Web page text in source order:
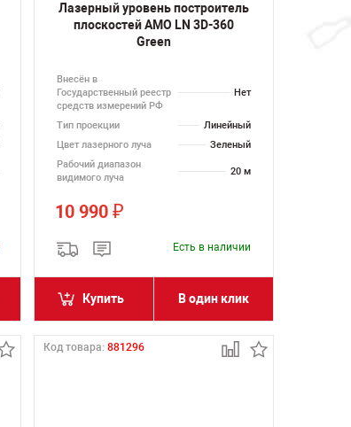
Лазерный уровень построитель
плоскостей AMO LN 3D-360
Green
Внесён в
Государственный реестр
средств измерений РФ
Нет
Тип проекции
Линейный
Цвет лазерного луча
Зеленый
Рабочий диапазон
видимого луча
20 м
10 990₽
Есть в наличии
Купить В один клик
Код товара:881296